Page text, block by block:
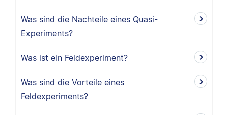
Was sind die Nachteile eines Quasi-
Experiments?
Was ist ein Feldexperiment?
Was sind die Vorteile eines
Feldexperiments?